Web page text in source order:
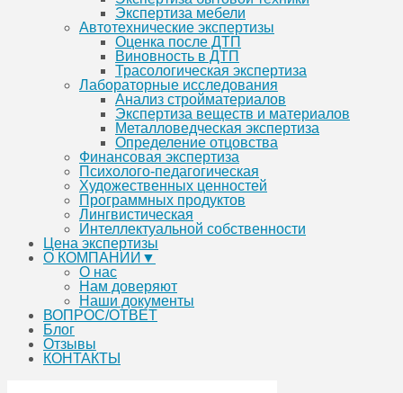
Экспертиза мебели
Автотехнические экспертизы
Оценка после ДТП
Виновность в ДТП
Трасологическая экспертиза
Лабораторные исследования
Анализ стройматериалов
Экспертиза веществ и материалов
Металловедческая экспертиза
Определение отцовства
Финансовая экспертиза
Психолого-педагогическая
Художественных ценностей
Программных продуктов
Лингвистическая
Интеллектуальной собственности
Цена экспертизы
О КОМПАНИИ▼
О нас
Нам доверяют
Наши документы
ВОПРОС/ОТВЕТ
Блог
Отзывы
КОНТАКТЫ